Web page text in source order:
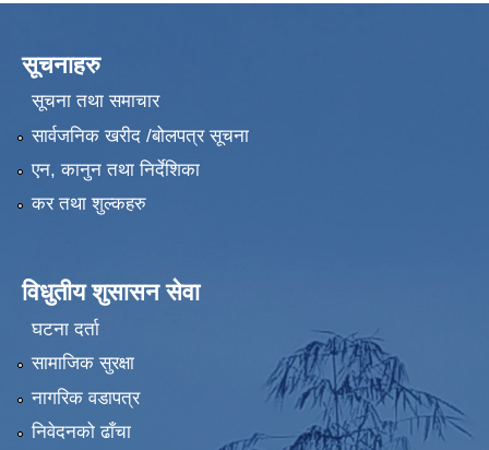
सूचनाहरु
सूचना तथा समाचार
सार्वजनिक खरीद /बोलपत्र सूचना
एन, कानुन तथा निर्देशिका
कर तथा शुल्कहरु
विधुतीय शुसासन सेवा
घटना दर्ता
सामाजिक सुरक्षा
नागरिक वडापत्र
निवेदनको ढाँचा